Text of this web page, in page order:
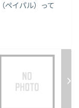
ペイパル）って